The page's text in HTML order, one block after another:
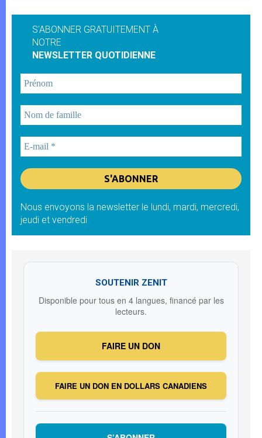
S'ABONNER GRATUITEMENT À
NOTRE
NEWSLETTER QUOTIDIENNE
Nous envoyons la newsletter le lundi, mardi, mercredi,
jeudi et vendredi
SOUTENIR ZENIT
Disponible pour tous en 4 langues, financé par les
lecteurs.
FAIRE UN DON
FAIRE UN DON EN DOLLARS CANADIENS